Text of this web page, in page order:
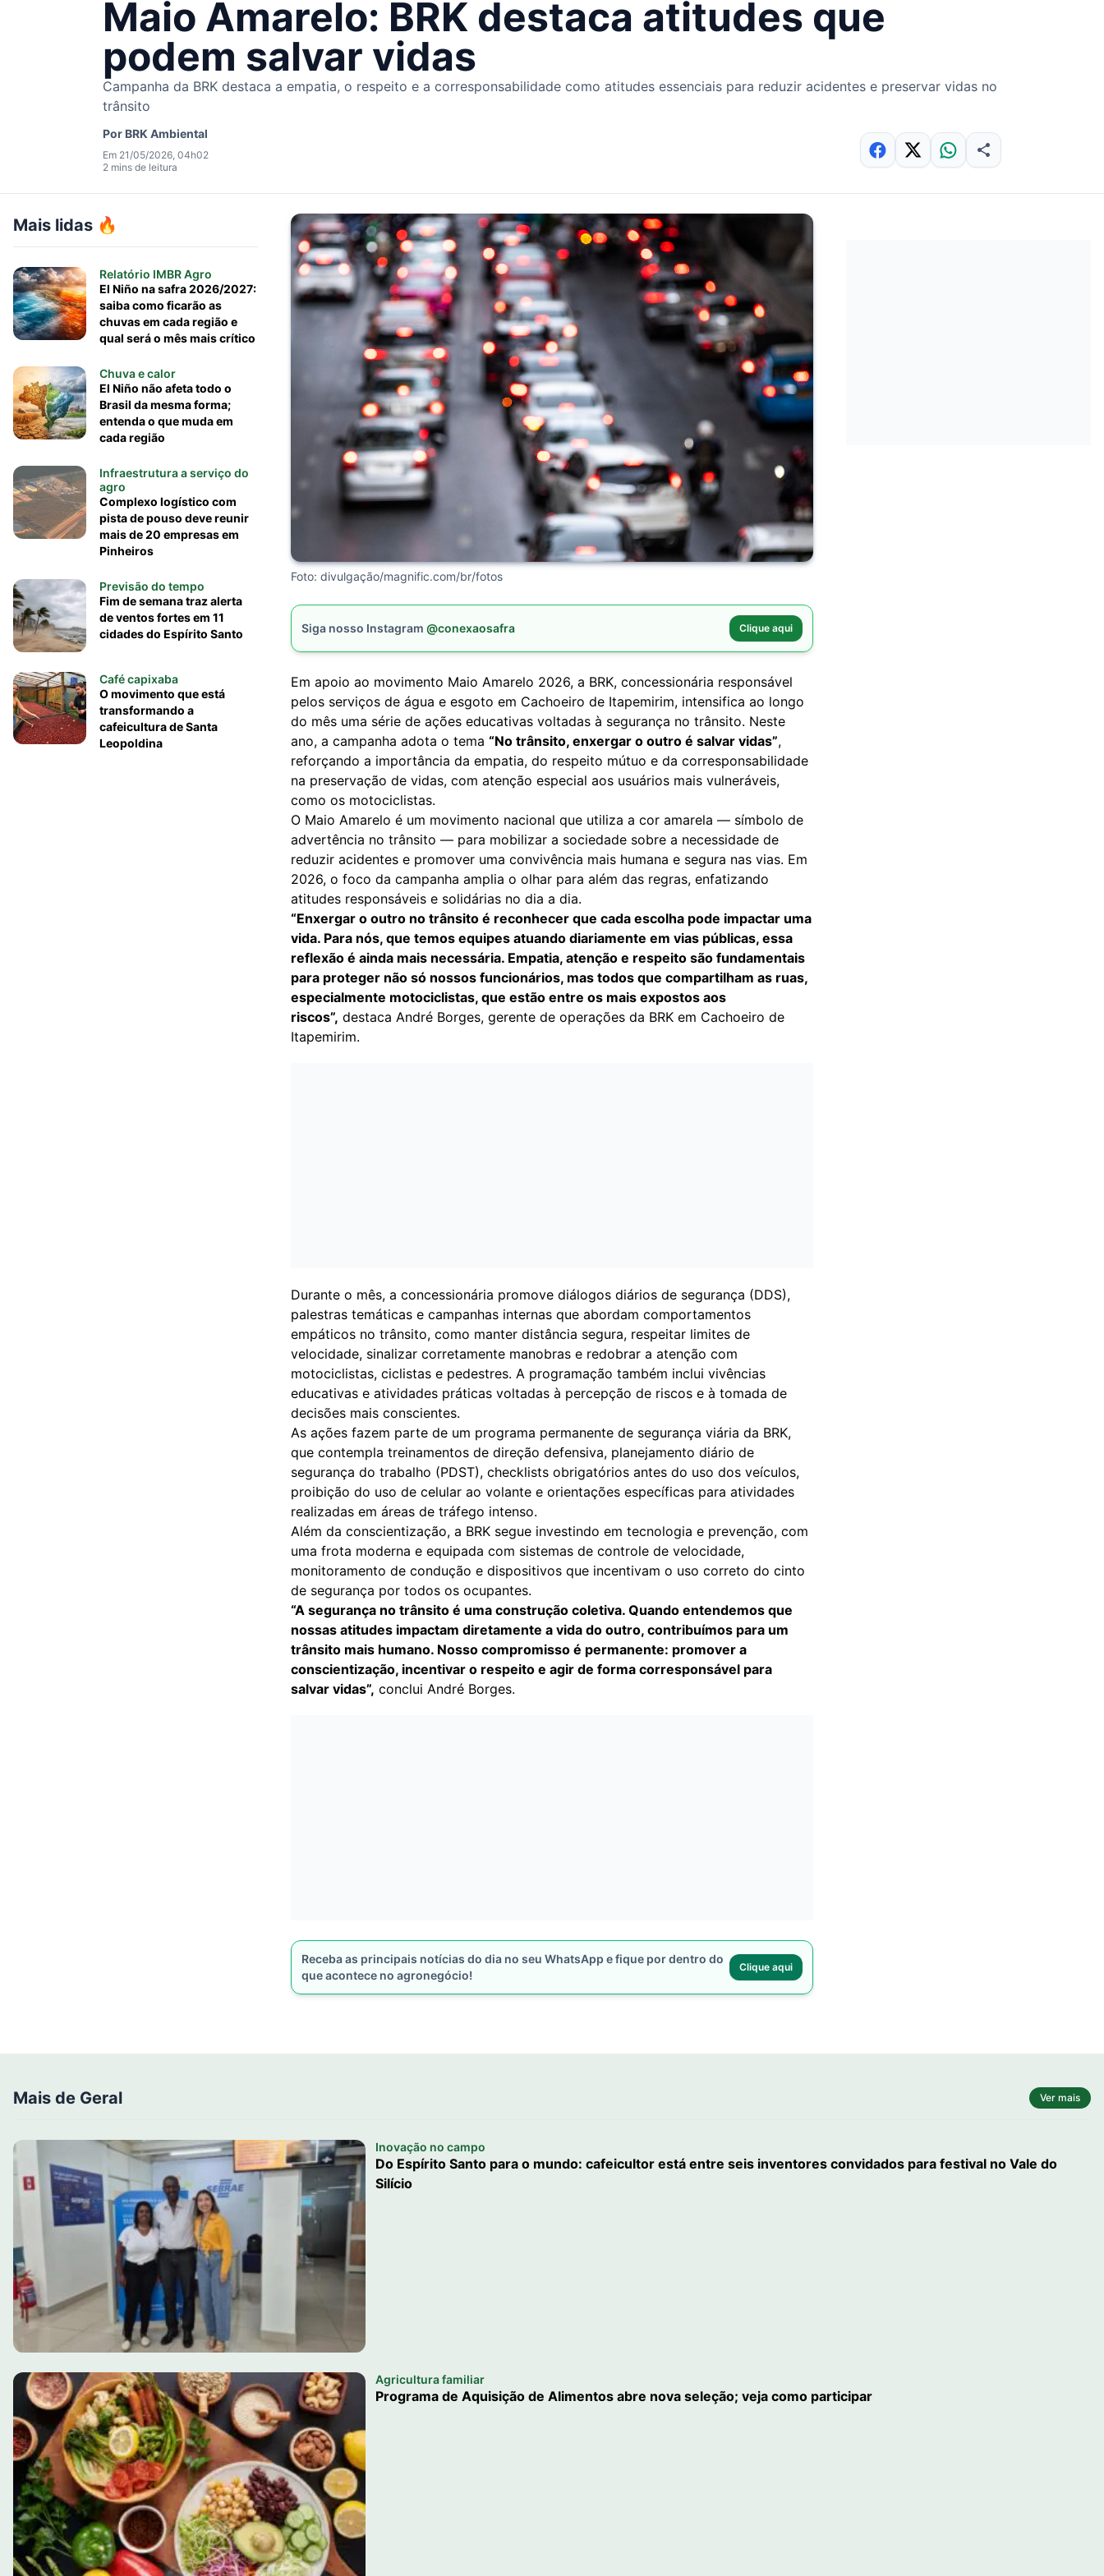
Maio Amarelo: BRK destaca atitudes que
podem salvar vidas
Campanha da BRK destaca a empatia, o respeito e a corresponsabilidade como atitudes essenciais para reduzir acidentes e preservar vidas no
trânsito
Por BRK Ambiental
Em 21/05/2026, 04h02
2 mins de leitura
Mais lidas 🔥
Relatório IMBR Agro
El Niño na safra 2026/2027:
saiba como ficarão as
chuvas em cada região e
qual será o mês mais crítico
Chuva e calor
El Niño não afeta todo o
Brasil da mesma forma;
entenda o que muda em
cada região
Infraestrutura a serviço do
agro
Complexo logístico com
pista de pouso deve reunir
mais de 20 empresas em
Pinheiros
Previsão do tempo
Fim de semana traz alerta
de ventos fortes em 11
cidades do Espírito Santo
Café capixaba
O movimento que está
transformando a
cafeicultura de Santa
Leopoldina
Foto: divulgação/magnific.com/br/fotos
Siga nosso Instagram @conexaosafra Clique aqui
Em apoio ao movimento Maio Amarelo 2026, a BRK, concessionária responsável
pelos serviços de água e esgoto em Cachoeiro de Itapemirim, intensifica ao longo
do mês uma série de ações educativas voltadas à segurança no trânsito. Neste
ano, a campanha adota o tema “No trânsito, enxergar o outro é salvar vidas”,
reforçando a importância da empatia, do respeito mútuo e da corresponsabilidade
na preservação de vidas, com atenção especial aos usuários mais vulneráveis,
como os motociclistas.
O Maio Amarelo é um movimento nacional que utiliza a cor amarela — símbolo de
advertência no trânsito — para mobilizar a sociedade sobre a necessidade de
reduzir acidentes e promover uma convivência mais humana e segura nas vias. Em
2026, o foco da campanha amplia o olhar para além das regras, enfatizando
atitudes responsáveis e solidárias no dia a dia.
“Enxergar o outro no trânsito é reconhecer que cada escolha pode impactar uma
vida. Para nós, que temos equipes atuando diariamente em vias públicas, essa
reflexão é ainda mais necessária. Empatia, atenção e respeito são fundamentais
para proteger não só nossos funcionários, mas todos que compartilham as ruas,
especialmente motociclistas, que estão entre os mais expostos aos
riscos”, destaca André Borges, gerente de operações da BRK em Cachoeiro de
Itapemirim.
Durante o mês, a concessionária promove diálogos diários de segurança (DDS),
palestras temáticas e campanhas internas que abordam comportamentos
empáticos no trânsito, como manter distância segura, respeitar limites de
velocidade, sinalizar corretamente manobras e redobrar a atenção com
motociclistas, ciclistas e pedestres. A programação também inclui vivências
educativas e atividades práticas voltadas à percepção de riscos e à tomada de
decisões mais conscientes.
As ações fazem parte de um programa permanente de segurança viária da BRK,
que contempla treinamentos de direção defensiva, planejamento diário de
segurança do trabalho (PDST), checklists obrigatórios antes do uso dos veículos,
proibição do uso de celular ao volante e orientações específicas para atividades
realizadas em áreas de tráfego intenso.
Além da conscientização, a BRK segue investindo em tecnologia e prevenção, com
uma frota moderna e equipada com sistemas de controle de velocidade,
monitoramento de condução e dispositivos que incentivam o uso correto do cinto
de segurança por todos os ocupantes.
“A segurança no trânsito é uma construção coletiva. Quando entendemos que
nossas atitudes impactam diretamente a vida do outro, contribuímos para um
trânsito mais humano. Nosso compromisso é permanente: promover a
conscientização, incentivar o respeito e agir de forma corresponsável para
salvar vidas”, conclui André Borges.
Receba as principais notícias do dia no seu WhatsApp e fique por dentro do
que acontece no agronegócio!
Clique aqui
Mais de Geral Ver mais
Inovação no campo
Do Espírito Santo para o mundo: cafeicultor está entre seis inventores convidados para festival no Vale do
Silício
Agricultura familiar
Programa de Aquisição de Alimentos abre nova seleção; veja como participar